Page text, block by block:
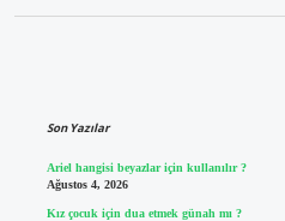
Son Yazılar
Ariel hangisi beyazlar için kullanılır ?
Ağustos 4, 2026
Kız çocuk için dua etmek günah mı ?